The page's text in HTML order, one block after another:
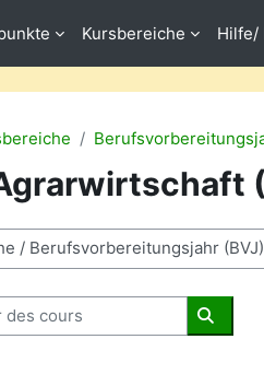
Kursbereiche Hilfe/
cours
cours